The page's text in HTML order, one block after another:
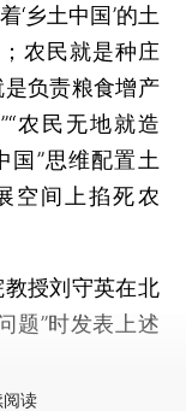
‘乡土中国’的土
农民就是种庄
负责粮食增产
农民无地就造
国”思维配置土
空间上掐死农
授刘守英在北
题”时发表上述
阅读